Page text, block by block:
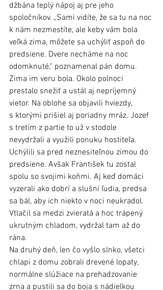
džbána teplý nápoj aj pre jeho
spoločníkov. „Sami vidíte, že sa tu na noc
k nám nezmestíte, ale keby vám bola
veľká zima, môžete sa uchýliť aspoň do
predsiene. Dvere necháme na noc
odomknuté,“ poznamenal pán domu.
Zima im veru bola. Okolo polnoci
prestalo snežiť a ustál aj nepríjemný
vietor. Na oblohe sa objavili hviezdy,
s ktorými prišiel aj poriadny mráz. Jozef
s tretím z partie to už v stodole
nevydržali a využili ponuku hostiteľa.
Uchýlili sa pred neznesiteľnou zimou do
predsiene. Avšak František tu zostal
spolu so svojimi koňmi. Aj keď domáci
vyzerali ako dobrí a slušní ľudia, predsa
sa bál, aby ich niekto v noci neukradol.
Vtlačil sa medzi zvieratá a hoc trápený
ukrutným chladom, vydržal tam až do
rána.
Na druhý deň, len čo vyšlo slnko, všetci
chlapi z domu zobrali drevené lopaty,
normálne slúžiace na prehadzovanie
zrna a pustili sa do boja s nádielkou